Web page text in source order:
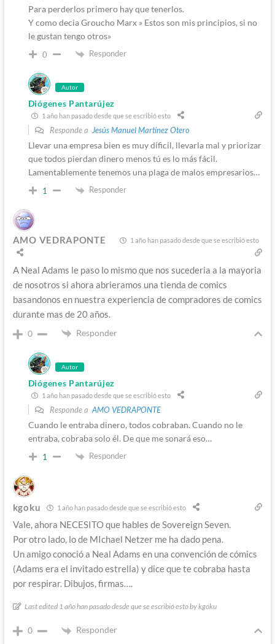
Para perderlos primero hay que tenerlos.
Y como decia Groucho Marx » Estos son mis principios, si no
le gustan tengo otros»
0 Responder
Autor
Diógenes Pantarújez
1 año han pasado desde que se escribió esto
Responde a Jesús Manuel Martínez Otero
Llevar una empresa bien es muy dificil, llevarla mal y priorizar
que todos pierdan dinero menos tú es lo más fácil.
Lamentablemente tenemos una plaga de malos empresarios…
1 Responder
AMO VEDRAPONTE 1 año han pasado desde que se escribió esto
A Neal Adams le paso lo mismo que nos sucederia a la mayoria
de nosotros si ahora abrieramos una tienda de comics
basandonos en nuestra experiencia de compradores de comics
durante mas de 20 años.
0 Responder
Autor
Diógenes Pantarújez
1 año han pasado desde que se escribió esto
Responde aAMO VEDRAPONTE
Cuando le entraba dinero, todos cobraban. Cuando no le
entraba, cobraba solo él. De que me sonará eso…
1 Responder
kgoku 1 año han pasado desde que se escribió esto
Vale, ahora NECESITO que hables de Sovereign Seven.
Por otro lado, lo de MIchael Netzer me ha dado pena.
Un amigo conoció a Neal Adams en una convención de cómics
(Adams era el invitado estrella) y dice que te cobraba hasta
por respirar. Dibujos, firmas….
Last edited 1 año han pasado desde que se escribió esto by kgoku
0 Responder